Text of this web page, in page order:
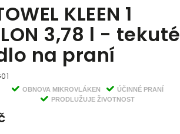
KLEEN 1
3,78 l - tekuté
na praní
OBNOVA MIKROVLÁKEN
ÚČINNÉ PRANÍ
PRODLUŽUJE ŽIVOTNOST